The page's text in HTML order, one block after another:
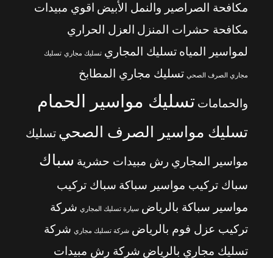
مكافحة الصراصير والنمل الأبيض اقوي مبيدات
مكافحة حشرات المنزل العزل الحراري
لمواسير المياه تسليك المجاري تسليك مجاري تسليك
مجاري الصرف الصحي تسليك مجاري المطابخ
والحمامات تسليك مواسير الحمام
تسليك مواسير الصرف الصحي تسليك
مواسير المجاري رش مبيدات حشرية سباك
سباك تركيب مواسير سباكة سباك تركيب
مواسير سباكة بالرياض سيارة تسليك المجاري شركة
تركيب عزل فوم بالرياض شركة تسليك مجاري شركة
تسليك مجاري بالرياض شركة رش مبيدات